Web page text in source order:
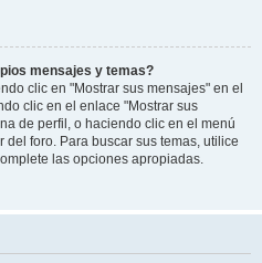
mensajes y temas?
clic en "Mostrar sus mensajes" en el
clic en el enlace "Mostrar sus
de perfil, o haciendo clic en el menú
foro. Para buscar sus temas, utilice
las opciones apropiadas.